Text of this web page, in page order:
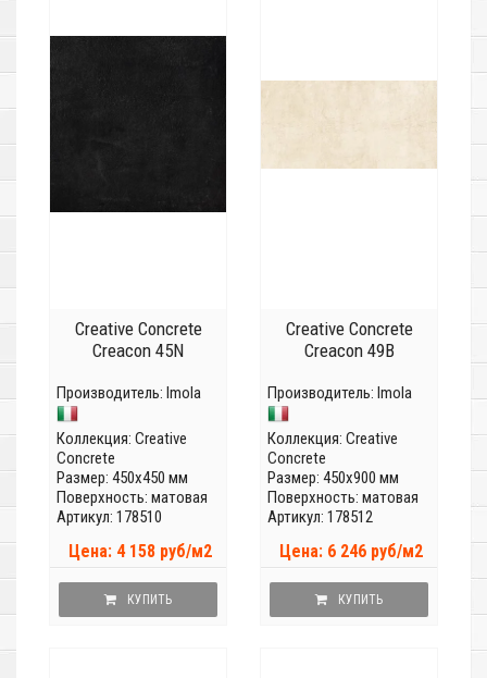
Creative Concrete
Creacon 45N
Производитель: Imola
Коллекция: Creative
Concrete
Размер: 450x450 мм
Поверхность: матовая
Артикул: 178510
Цена: 4 158 руб/м2
КУПИТЬ
Creative Concrete
Creacon 49B
Производитель: Imola
Коллекция: Creative
Concrete
Размер: 450x900 мм
Поверхность: матовая
Артикул: 178512
Цена: 6 246 руб/м2
КУПИТЬ